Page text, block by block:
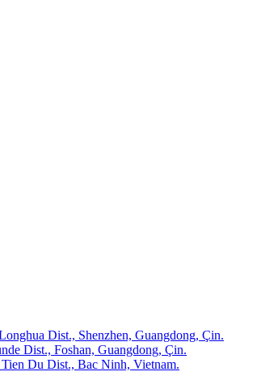
Dist., Shenzhen, Guangdong, Çin.
Dist., Foshan, Guangdong, Çin.
Du Dist., Bac Ninh, Vietnam.